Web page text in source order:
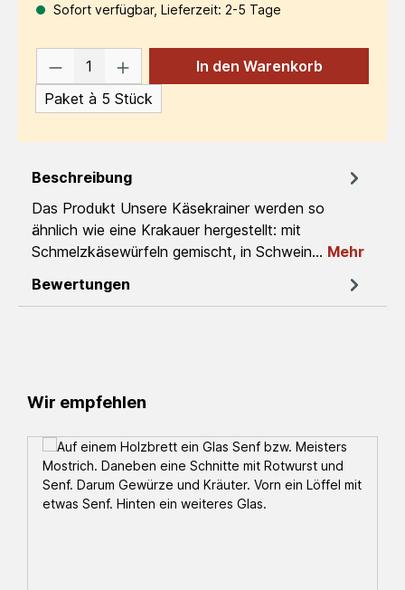
Sofort verfügbar, Lieferzeit: 2-5 Tage
Produkt Anzahl: Gib den
Paket à 5 Stück
In den Warenkorb
Beschreibung
Das Produkt Unsere Käsekrainer werden so
ähnlich wie eine Krakauer hergestellt: mit
Schmelzkäsewürfeln gemischt, in Schwein… Mehr
Bewertungen
Produktgalerie überspringen
Wir empfehlen